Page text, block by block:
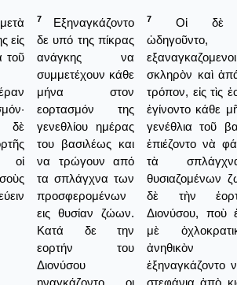
εἰς
τοῦ
δὲ
οἱ
7
Εξηναγκάζοντο
δε υπό της πίκρας
ανάγκης να
συμμετέχουν κάθε
μήνα στον
εορτασμόν της
γενεθλίου ημέρας
του βασιλέως και
να τρώγουν από
τα σπλάγχνα των
προσφερομένων
εις θυσίαν ζώων.
Κατά δε την
εορτήν του
Διονύσου
ηναγκάζοντο οι
7
Οἱ δὲ
ὡδηγοῦντο,
σκληρὸν καὶ
τρόπον, εἰς τὶς
ἐγίνοντο κάθε
γενέθλια τοῦ
ἐπιέζοντο νὰ
τὰ
θυσιαζομένων
δὲ τὴν
Διονύσου, ποὺ
μὲ
ἀνηθικὸν
ἐξηναγκάζοντο
στεφάνια ἀπὸ